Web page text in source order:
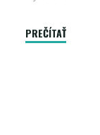
PREČÍTAŤ"Zajac